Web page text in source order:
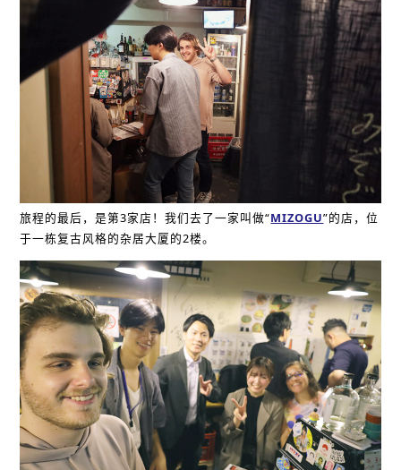
旅程的最后，是第3家店！我们去了一家叫做“MIZOGU”的店，位
于一栋复古风格的杂居大厦的2楼。